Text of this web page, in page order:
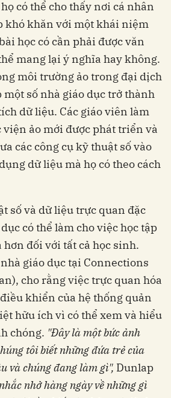
có thể cho thấy nơi cá nhân
khó khăn với một khái niệm
học có cần phải được văn
mang lại ý nghĩa hay không.
môi trường ảo trong đại dịch
một số nhà giáo dục trở thành
dữ liệu. Các giáo viên làm
viện ảo mới được phát triển và
các công cụ kỹ thuật số vào
dữ liệu mà họ có theo cách
số và dữ liệu trực quan đặc
có thể làm cho việc học tập
đối với tất cả học sinh.
giáo dục tại Connections
cho rằng việc trực quan hóa
khiển của hệ thống quản
hữu ích vì có thể xem và hiểu
chóng. "Đây là một bức ảnh
tôi biết những đứa trẻ của
và chúng đang làm gì", Dunlap
nhở hàng ngày về những gì